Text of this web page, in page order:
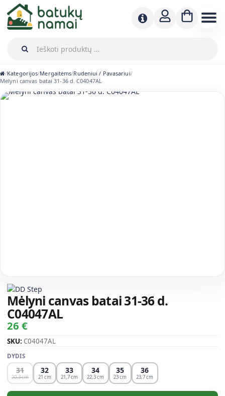
/Kategorijos/Mergaitėms/Rudeniui / Pavasariui/
Mėlyni canvas batai 31-36 d. C04047AL
Mėlyni canvas batai 31-36 d.
C04047AL
26 €
SKU: C04047AL
DYDIS
31
20,3
32
21
33
21,7
34
22,3
35
23
36
23,7